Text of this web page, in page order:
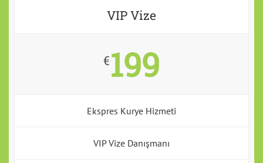
VIP Vize
€199
Ekspres Kurye Hizmeti
VIP Vize Danışmanı